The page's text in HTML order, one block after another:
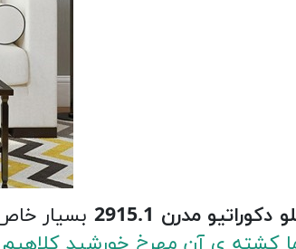
دکوراتیو مدرن 2915.1 بسیار